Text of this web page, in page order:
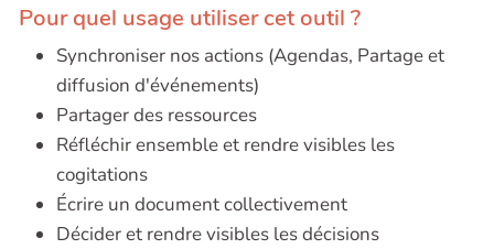
Pour quel usage utiliser cet outil ?
Synchroniser nos actions (Agendas, Partage et
diffusion d'événements)
Partager des ressources
Réfléchir ensemble et rendre visibles les
cogitations
Écrire un document collectivement
Décider et rendre visibles les décisions